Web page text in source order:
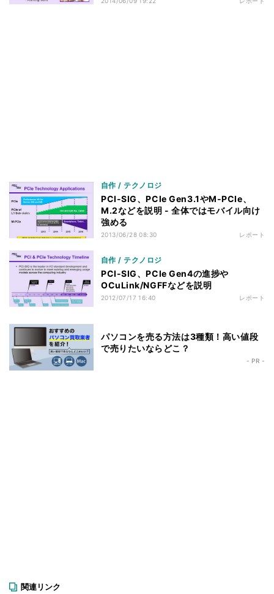
自作 / テクノロジ
PCI-SIG、PCIe Gen3.1やM-PCIe、
M.2などを説明 - 全体ではモバイル向け
強める
2013/06/28 08:30 レポート
自作 / テクノロジ
PCI-SIG、PCIe Gen4の進捗や
OCuLink/NGFFなどを説明
2012/07/17 16:40 レポート
パソコンを売る方法は3種類！高い値段
で売りたいならどこ？
- PR -
関連リンク